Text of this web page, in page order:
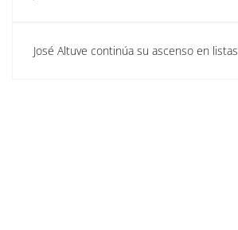
José Altuve continúa su ascenso en